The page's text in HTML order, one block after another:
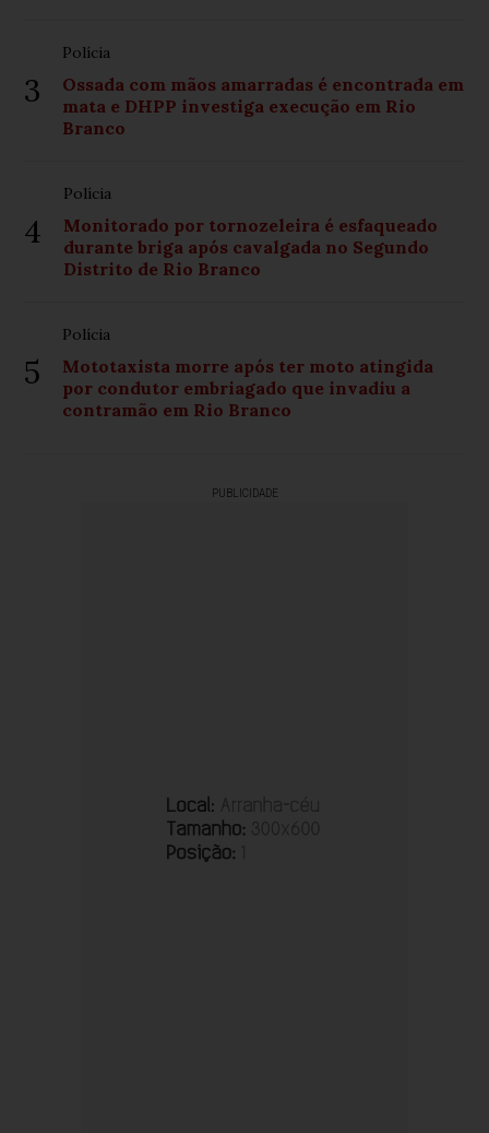
3
Polícia
Ossada com mãos amarradas é encontrada em
mata e DHPP investiga execução em Rio
Branco
4
Polícia
Monitorado por tornozeleira é esfaqueado
durante briga após cavalgada no Segundo
Distrito de Rio Branco
5
Polícia
Mototaxista morre após ter moto atingida
por condutor embriagado que invadiu a
contramão em Rio Branco
PUBLICIDADE